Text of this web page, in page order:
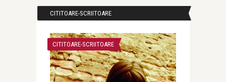
CITITOARE-SCRIITOARE
CITITOARE-SCRIITOARE